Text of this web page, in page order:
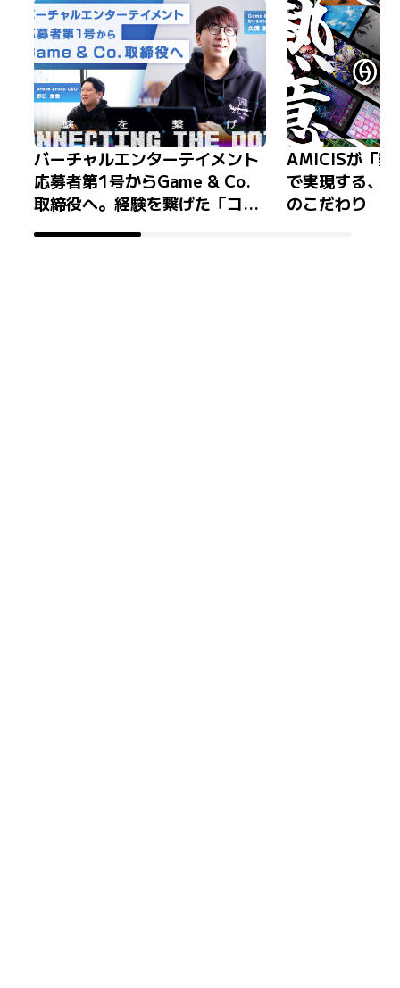
バーチャルエンターテイメント
応募者第1号からGame & Co.
取締役へ。経験を繋げた「コネ
AMICISが「熱
で実現する、
のこだわり